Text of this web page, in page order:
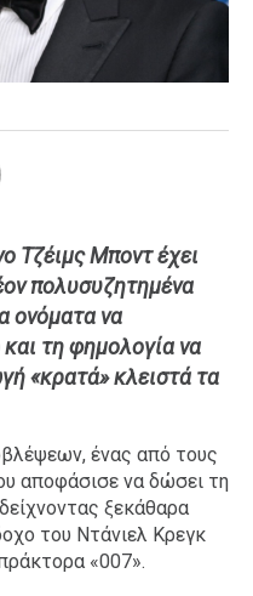
Τζέιμς Μποντ έχει
πολυσυζητημένα
ονόματα να
τη φημολογία να
«κρατά» κλειστά τα
ένας από τους
αποφάσισε να δώσει τη
ξεκάθαρα
του Ντάνιελ Κρεγκ
«007».